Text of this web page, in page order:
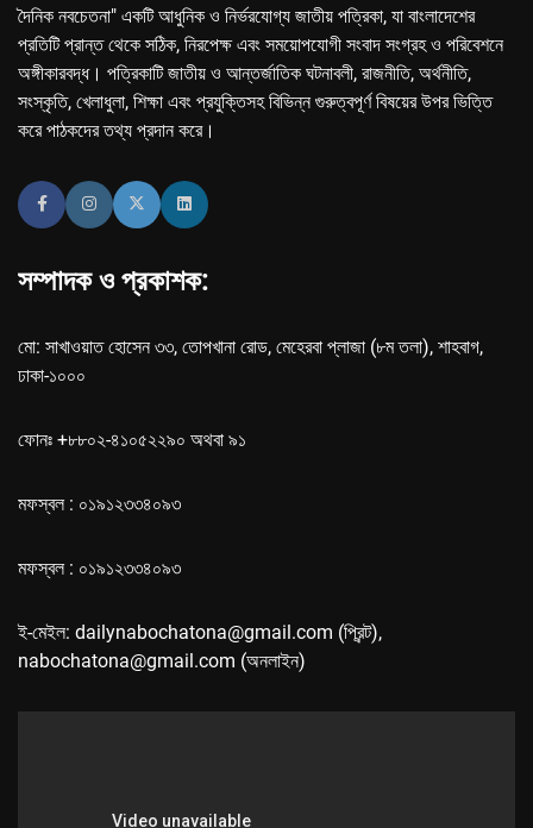
দৈনিক নবচেতনা" একটি আধুনিক ও নির্ভরযোগ্য জাতীয় পত্রিকা, যা বাংলাদেশের
প্রতিটি প্রান্ত থেকে সঠিক, নিরপেক্ষ এবং সময়োপযোগী সংবাদ সংগ্রহ ও পরিবেশনে
অঙ্গীকারবদ্ধ। পত্রিকাটি জাতীয় ও আন্তর্জাতিক ঘটনাবলী, রাজনীতি, অর্থনীতি,
সংস্কৃতি, খেলাধুলা, শিক্ষা এবং প্রযুক্তিসহ বিভিন্ন গুরুত্বপূর্ণ বিষয়ের উপর ভিত্তি
করে পাঠকদের তথ্য প্রদান করে।
সম্পাদক ও প্রকাশক:
মো: সাখাওয়াত হোসেন ৩৩, তোপখানা রোড, মেহেরবা প্লাজা (৮ম তলা), শাহবাগ,
ঢাকা-১০০০
ফোনঃ +৮৮০২-৪১০৫২২৯০ অথবা ৯১
মফস্বল : ০১৯১২৩৩৪০৯৩
মফস্বল : ০১৯১২৩৩৪০৯৩
ই-মেইল: dailynabochatona@gmail.com (প্রিন্ট),
nabochatona@gmail.com (অনলাইন)